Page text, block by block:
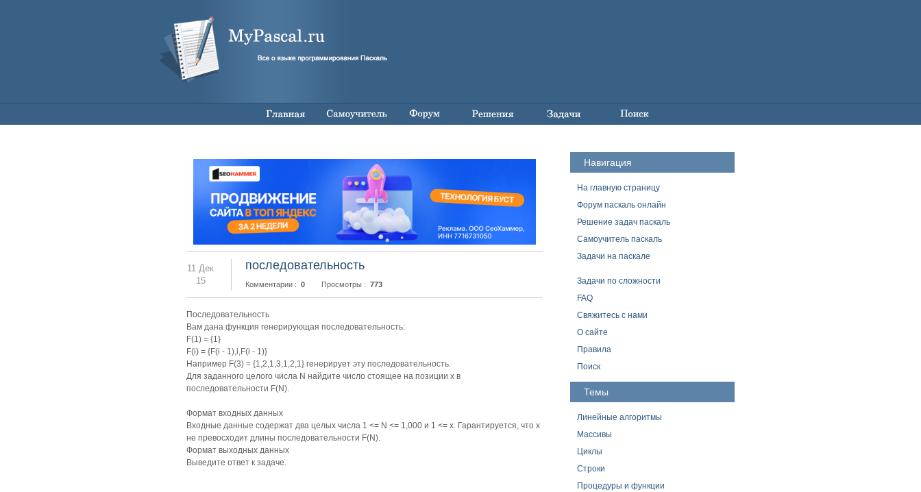
11 Дек
15
последовательность
Комментарии : 0Просмотры : 773
Последовательность
Вам дана функция генерирующая последовательность:
F(1) = {1}
F(i) = {F(i - 1),i,F(i - 1)}
Например F(3) = {1,2,1,3,1,2,1} генерирует эту последовательность.
Для заданного целого числа N найдите число стоящее на позиции x в
последовательности F(N).
Формат входных данных
Входные данные содержат два целых числа 1 <= N <= 1,000 и 1 <= x. Гарантируется, что x
не превосходит длины последовательности F(N).
Формат выходных данных
Выведите ответ к задаче.
Навигация
На главную страницу
Форум паскаль онлайн
Решение задач паскаль
Самоучитель паскаль
Задачи на паскале
Задачи по сложности
FAQ
Свяжитесь с нами
О сайте
Правила
Поиск
Темы
Линейные алгоритмы
Массивы
Циклы
Строки
Процедуры и функции